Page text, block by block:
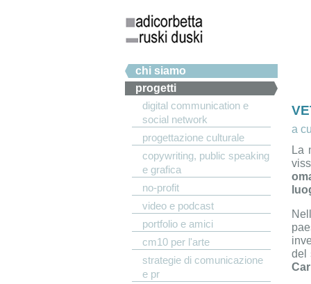
a
La
del
Menu principale
chi siamo
progetti
digital communication e
social network
progettazione culturale
copywriting, public speaking
e grafica
no-profit
video e podcast
portfolio e amici
cm10 per l'arte
strategie di comunicazione
e pr